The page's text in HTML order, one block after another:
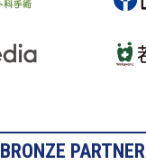
BRONZE PARTNER